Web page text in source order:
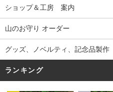
ショップ＆工房 案内
山のお守り オーダー
グッズ、ノベルティ、記念品製作
ランキング